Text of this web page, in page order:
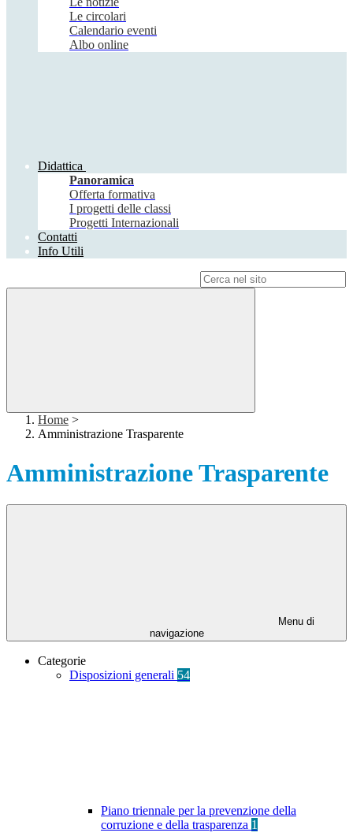
Le circolari
Calendario eventi
Albo online
Didattica
Panoramica
Offerta formativa
I progetti delle classi
Progetti Internazionali
Contatti
Info Utili
Home >
Amministrazione Trasparente
Amministrazione Trasparente
Menu di
navigazione
Categorie
Disposizioni generali 54
Piano triennale per la prevenzione della
corruzione e della trasparenza 1